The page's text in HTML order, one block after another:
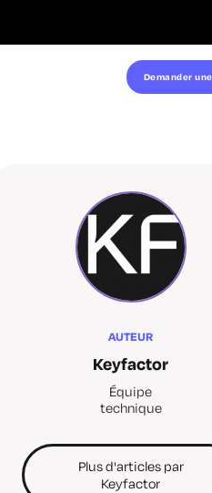
Demander
AUTEUR
Keyfactor
Équipe
technique
Plus d'articles par
Keyfactor